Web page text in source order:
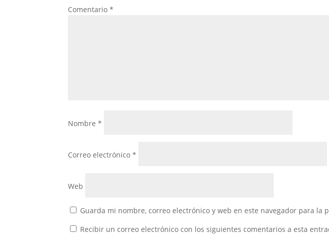
Comentario*
Nombre*
Correo electrónico*
Web
Guarda mi nombre, correo electrónico y web en este navegador para la
Recibir un correo electrónico con los siguientes comentarios a esta